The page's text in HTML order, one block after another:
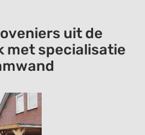
uit de
met specialisatie